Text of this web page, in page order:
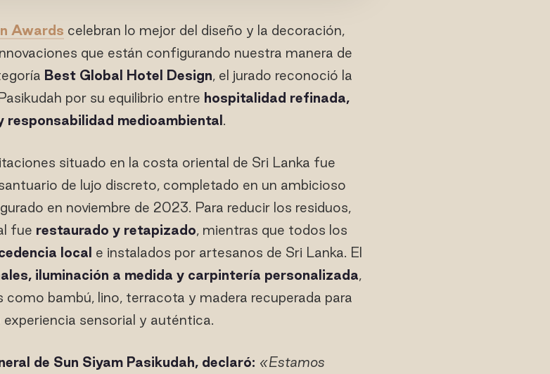
Awards celebran lo mejor del diseño y la decoración,
que están configurando nuestra manera de
Best Global Hotel Design, el jurado reconoció la
por su equilibrio entre hospitalidad refinada,
responsabilidad medioambiental .
situado en la costa oriental de Sri Lanka fue
de lujo discreto, completado en un ambicioso
en noviembre de 2023. Para reducir los residuos,
fue restaurado y retapizado, mientras que todos los
local e instalados por artesanos de Sri Lanka. El
iluminación a medida y carpintería personalizada,
bambú, lino, terracota y madera recuperada para
experiencia sensorial y auténtica.
de Sun Siyam Pasikudah, declaró: «Estamos